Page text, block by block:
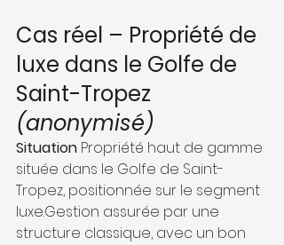
Cas réel – Propriété de
luxe dans le Golfe de
Saint-Tropez
(anonymisé)
Situation Propriété haut de gamme
située dans le Golfe de Saint-
Tropez, positionnée sur le segment
luxe.Gestion assurée par une
structure classique, avec un bon